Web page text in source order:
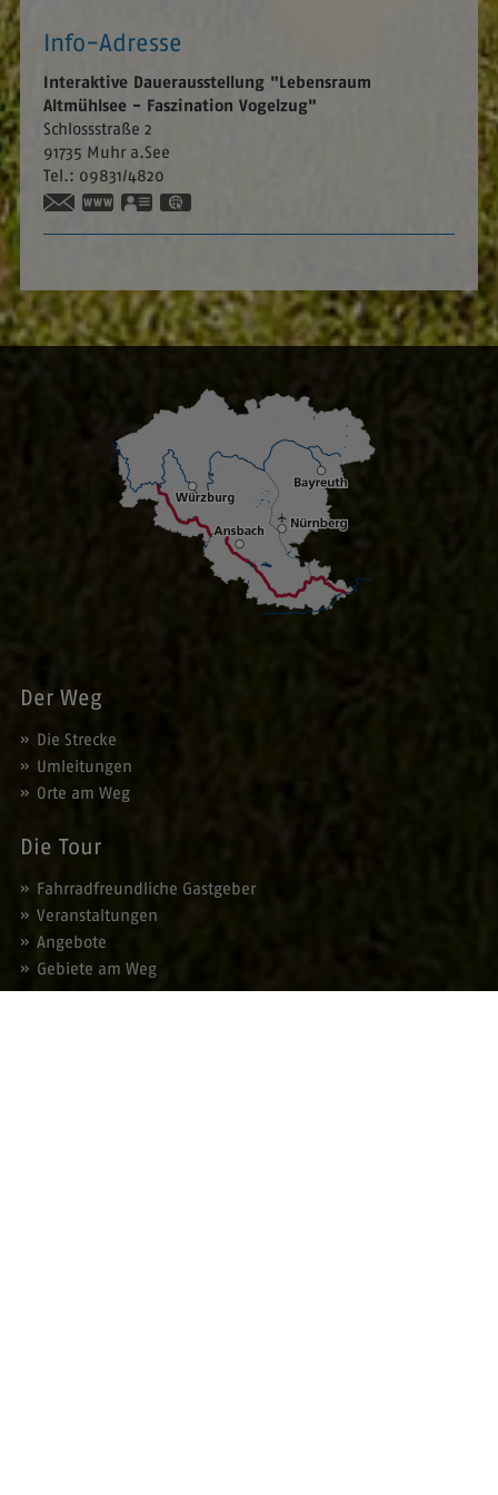
Info-Adresse
Interaktive Dauerausstellung "Lebensraum
Altmühlsee - Faszination Vogelzug"
Schlossstraße 2
91735 Muhr a.See
Tel.: 09831/4820
https://altmuehlsee.lbv.de/unser-angebot/
vCard
Der Weg
Die Strecke
Umleitungen
Orte am Weg
Die Tour
Fahrradfreundliche Gastgeber
Veranstaltungen
Angebote
Gebiete am Weg